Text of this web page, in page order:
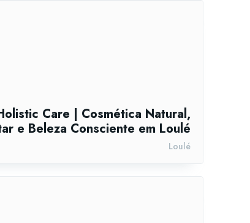
Care | Cosmética Natural,
e Beleza Consciente em Loulé
Loulé